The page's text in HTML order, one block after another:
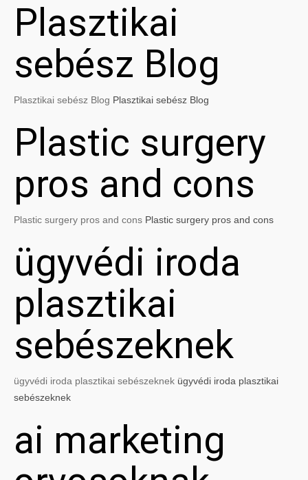
Plasztikai
sebész Blog
Plasztikai sebész Blog Plasztikai sebész Blog
Plastic surgery
pros and cons
Plastic surgery pros and cons Plastic surgery pros and cons
ügyvédi iroda
plasztikai
sebészeknek
ügyvédi iroda plasztikai sebészeknek ügyvédi iroda plasztikai
sebészeknek
ai marketing